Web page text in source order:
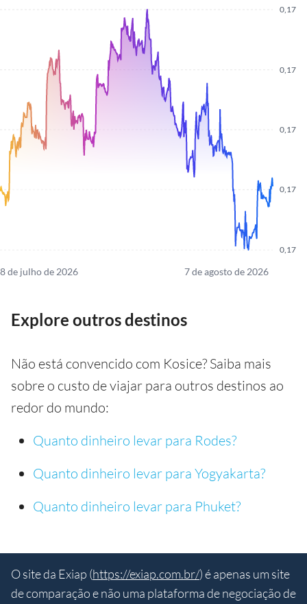
0,17
0,17
0,17
0,17
0,17
8 de julho de 2026 7 de agosto de 2026
Explore outros destinos
Não está convencido com Kosice? Saiba mais
sobre o custo de viajar para outros destinos ao
redor do mundo:
Quanto dinheiro levar para Rodes?
Quanto dinheiro levar para Yogyakarta?
Quanto dinheiro levar para Phuket?
O site da Exiap (https://exiap.com.br/) é apenas um site
de comparação e não uma plataforma de negociação de